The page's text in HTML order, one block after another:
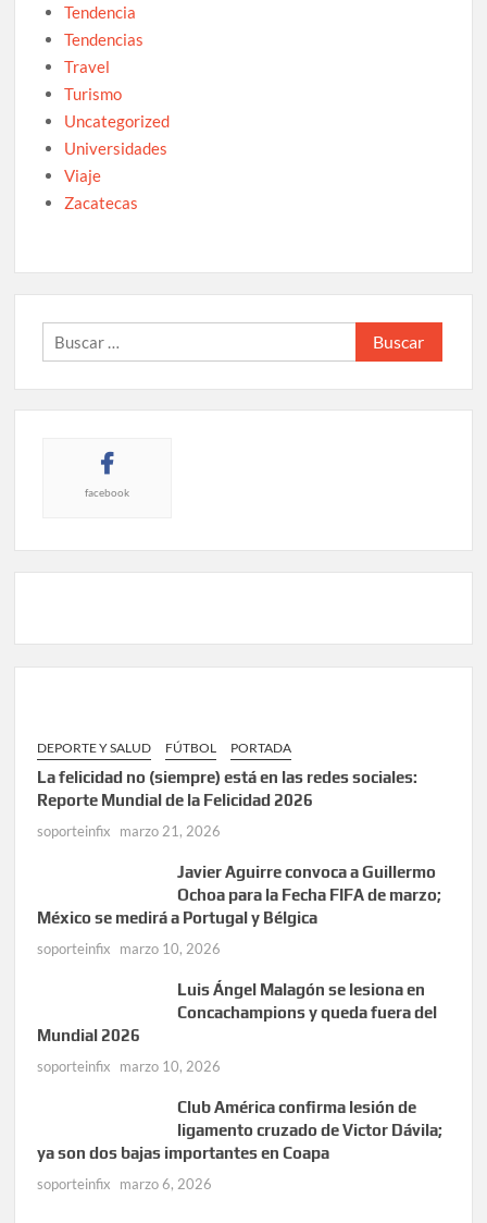
Tendencia
Tendencias
Travel
Turismo
Uncategorized
Universidades
Viaje
Zacatecas
Buscar:
facebook
DEPORTE Y SALUD FÚTBOL PORTADA
La felicidad no (siempre) está en las redes sociales:
Reporte Mundial de la Felicidad 2026
soporteinfix marzo 21, 2026
Javier Aguirre convoca a Guillermo
Ochoa para la Fecha FIFA de marzo;
México se medirá a Portugal y Bélgica
soporteinfix marzo 10, 2026
Luis Ángel Malagón se lesiona en
Concachampions y queda fuera del
Mundial 2026
soporteinfix marzo 10, 2026
Club América confirma lesión de
ligamento cruzado de Victor Dávila;
ya son dos bajas importantes en Coapa
soporteinfix marzo 6, 2026